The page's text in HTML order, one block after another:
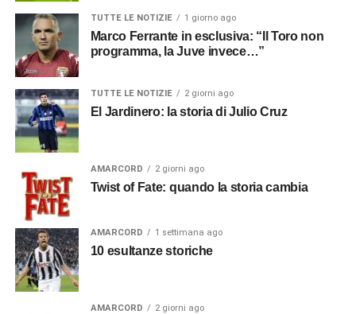
TUTTE LE NOTIZIE 1 giorno ago
Marco Ferrante in esclusiva: “Il Toro non
programma, la Juve invece…”
TUTTE LE NOTIZIE 2 giorni ago
El Jardinero: la storia di Julio Cruz
AMARCORD 2 giorni ago
Twist of Fate: quando la storia cambia
AMARCORD 1 settimana ago
10 esultanze storiche
AMARCORD 2 giorni ago